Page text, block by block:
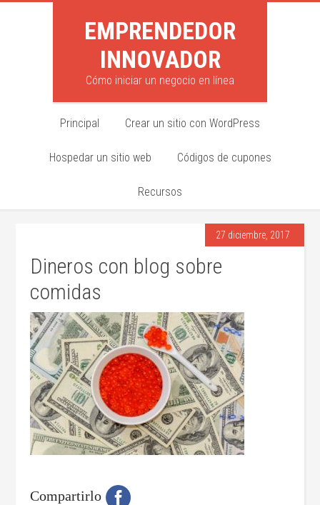
EMPRENDEDOR
INNOVADOR
Cómo iniciar un negocio en línea
Principal Crear un sitio con WordPress
Hospedar un sitio web Códigos de cupones
Recursos
27 diciembre, 2017
Dineros con blog sobre
comidas
Compartirlo